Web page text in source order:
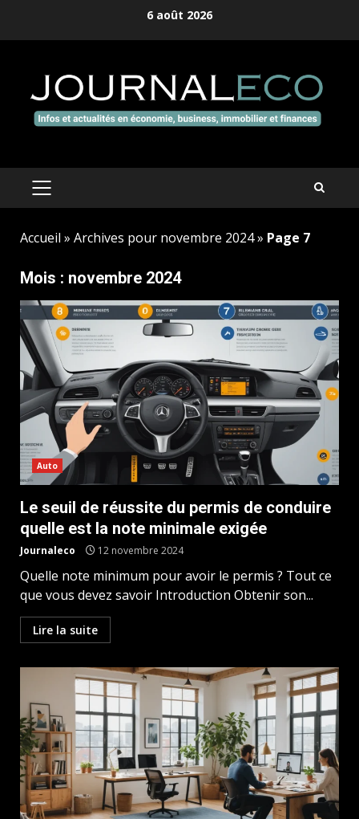
6 août 2026
MENU
PRINCIPAL
Accueil » Archives pour novembre 2024» Page 7
Mois : novembre 2024
Auto
Le seuil de réussite du permis de conduire
quelle est la note minimale exigée
Journaleco 12 novembre 2024
Quelle note minimum pour avoir le permis ? Tout ce
que vous devez savoir Introduction Obtenir son...
Lire la suite